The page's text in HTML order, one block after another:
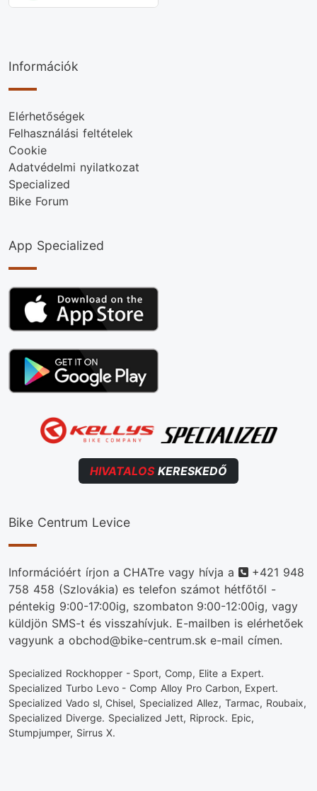
Információk
Elérhetőségek
Felhasználási feltételek
Cookie
Adatvédelmi nyilatkozat
Specialized
Bike Forum
App Specialized
HIVATALOSKERESKEDŐ
Bike Centrum Levice
Információért írjon a CHATre vagy hívja a Telefonszám
+421 948
758 458 (Szlovákia) es telefon számot hétfőtől -
péntekig 9:00-17:00ig, szombaton 9:00-12:00ig, vagy
küldjön SMS-t és visszahívjuk. E-mailben is elérhetőek
vagyunk a obchod@bike-centrum.sk e-mail címen.
Specialized Rockhopper - Sport, Comp, Elite a Expert.
Specialized Turbo Levo - Comp Alloy Pro Carbon, Expert.
Specialized Vado sl, Chisel, Specialized Allez, Tarmac, Roubaix,
Specialized Diverge. Specialized Jett, Riprock. Epic,
Stumpjumper, Sirrus X.